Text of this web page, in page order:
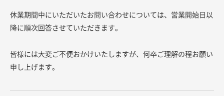
休業期間中にいただいたお問い合わせについては、営業開始日以
降に順次回答させていただきます。
皆様には大変ご不便おかけいたしますが、何卒ご理解の程お願い
申し上げます。